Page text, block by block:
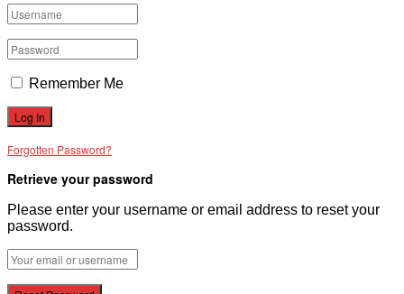
Remember Me
Forgotten Password?
Retrieve your password
Please enter your username or email address to reset your
password.